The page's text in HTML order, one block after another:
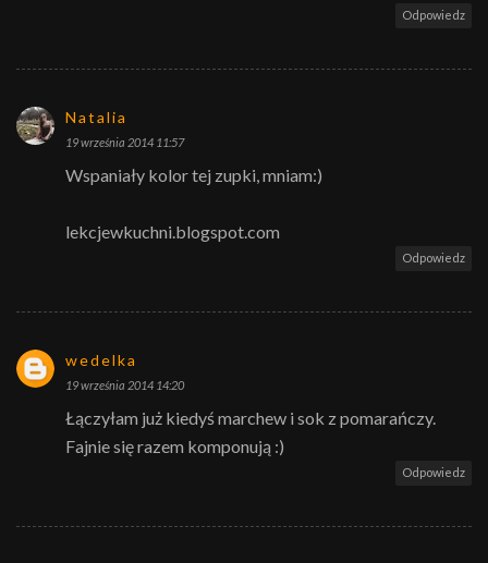
Odpowiedz
Natalia
19 września 2014 11:57
Wspaniały kolor tej zupki, mniam:)
lekcjewkuchni.blogspot.com
Odpowiedz
wedelka
19 września 2014 14:20
Łączyłam już kiedyś marchew i sok z pomarańczy.
Fajnie się razem komponują :)
Odpowiedz